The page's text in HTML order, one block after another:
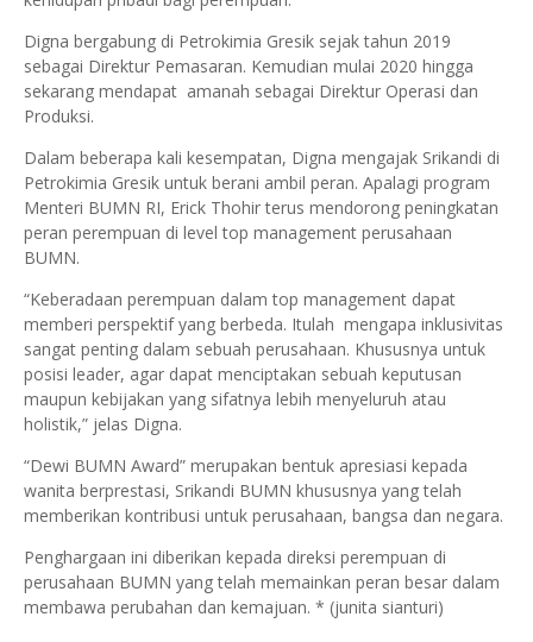
Digna bergabung di Petrokimia Gresik sejak tahun 2019
sebagai Direktur Pemasaran. Kemudian mulai 2020 hingga
sekarang mendapat amanah sebagai Direktur Operasi dan
Produksi.
Dalam beberapa kali kesempatan, Digna mengajak Srikandi di
Petrokimia Gresik untuk berani ambil peran. Apalagi program
Menteri BUMN RI, Erick Thohir terus mendorong peningkatan
peran perempuan di level top management perusahaan
BUMN.
“Keberadaan perempuan dalam top management dapat
memberi perspektif yang berbeda. Itulah mengapa inklusivitas
sangat penting dalam sebuah perusahaan. Khususnya untuk
posisi leader, agar dapat menciptakan sebuah keputusan
maupun kebijakan yang sifatnya lebih menyeluruh atau
holistik,” jelas Digna.
“Dewi BUMN Award” merupakan bentuk apresiasi kepada
wanita berprestasi, Srikandi BUMN khususnya yang telah
memberikan kontribusi untuk perusahaan, bangsa dan negara.
Penghargaan ini diberikan kepada direksi perempuan di
perusahaan BUMN yang telah memainkan peran besar dalam
membawa perubahan dan kemajuan. * (junita sianturi)